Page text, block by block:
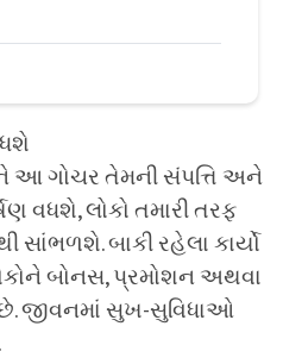
આ ગોચર તેમની સંપત્તિ અને
વધશે, લોકો તમારી તરફ
બાકી રહેલા કાર્યો
બોનસ, પ્રમોશન અથવા
જીવનમાં સુખ-સુવિધાઓ